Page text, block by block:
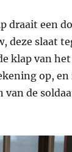
draait een
deze slaat
klap van
op, en
van de